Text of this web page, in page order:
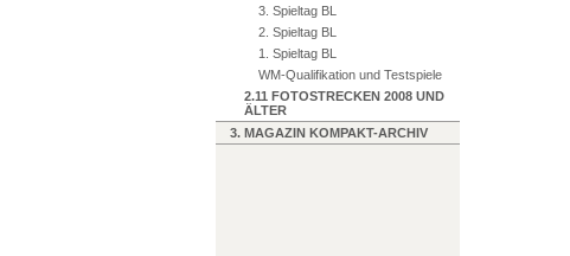
3. Spieltag BL
2. Spieltag BL
1. Spieltag BL
WM-Qualifikation und Testspiele
2.11 FOTOSTRECKEN 2008 UND
ÄLTER
3. MAGAZIN KOMPAKT-ARCHIV